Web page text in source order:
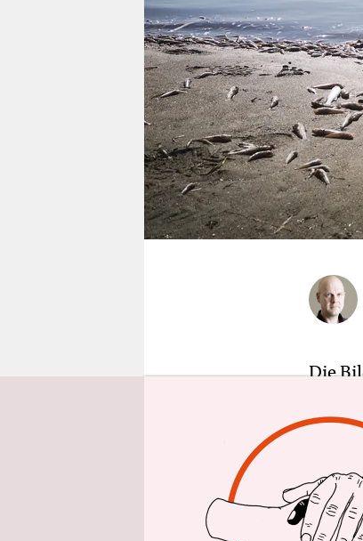
verlag
verlag
veranstaltungen
shop
fragen & hilfe
unterstützen
abo
Die
und